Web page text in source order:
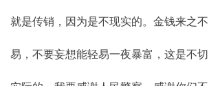
就是传销，因为是不现实的。金钱来之不
易，不要妄想能轻易一夜暴富，这是不切